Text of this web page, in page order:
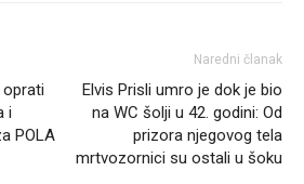
i
POLA
Naredni članak
Elvis Prisli umro je dok je bio
na WC šolji u 42. godini: Od
prizora njegovog tela
mrtvozornici su ostali u šoku